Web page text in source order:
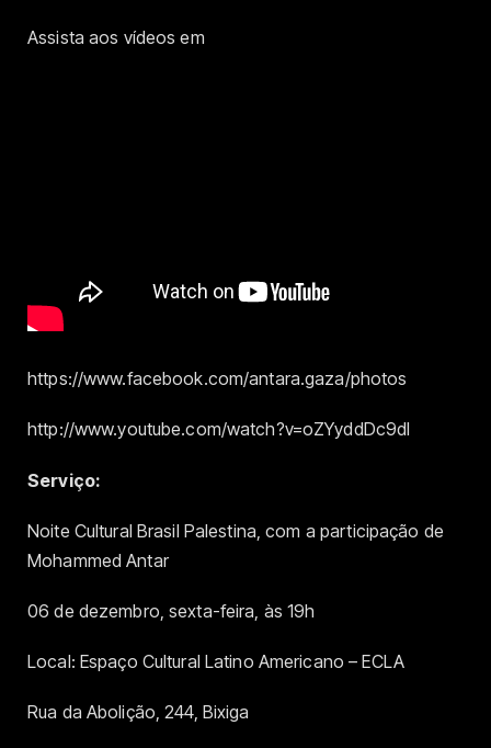
Assista aos vídeos em
https://www.facebook.com/antara.gaza/photos
http://www.youtube.com/watch?v=oZYyddDc9dI
Serviço:
Noite Cultural Brasil Palestina, com a participação de
Mohammed Antar
06 de dezembro, sexta-feira, às 19h
Local: Espaço Cultural Latino Americano – ECLA
Rua da Abolição, 244, Bixiga